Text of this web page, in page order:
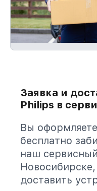
Заявка и
Philips в
Вы
бесплатно
наш
доставить